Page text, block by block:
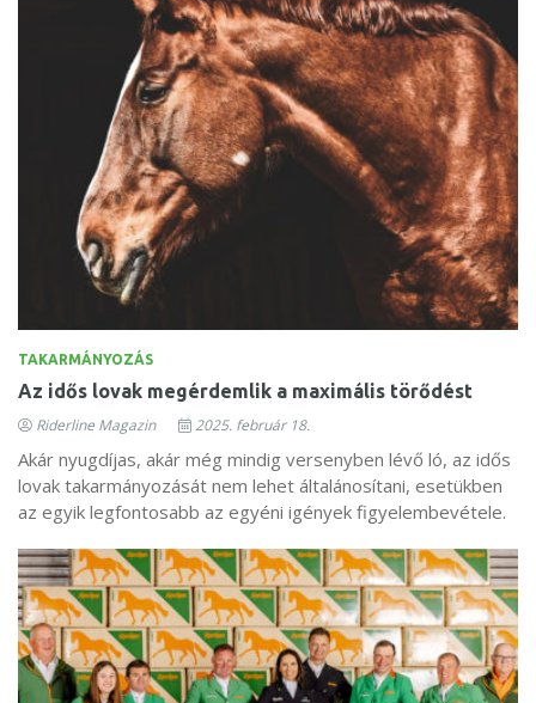
TAKARMÁNYOZÁS
Az idős lovak megérdemlik a maximális törődést
Riderline Magazin 2025. február 18.
Akár nyugdíjas, akár még mindig versenyben lévő ló, az idős
lovak takarmányozását nem lehet általánosítani, esetükben
az egyik legfontosabb az egyéni igények figyelembevétele.